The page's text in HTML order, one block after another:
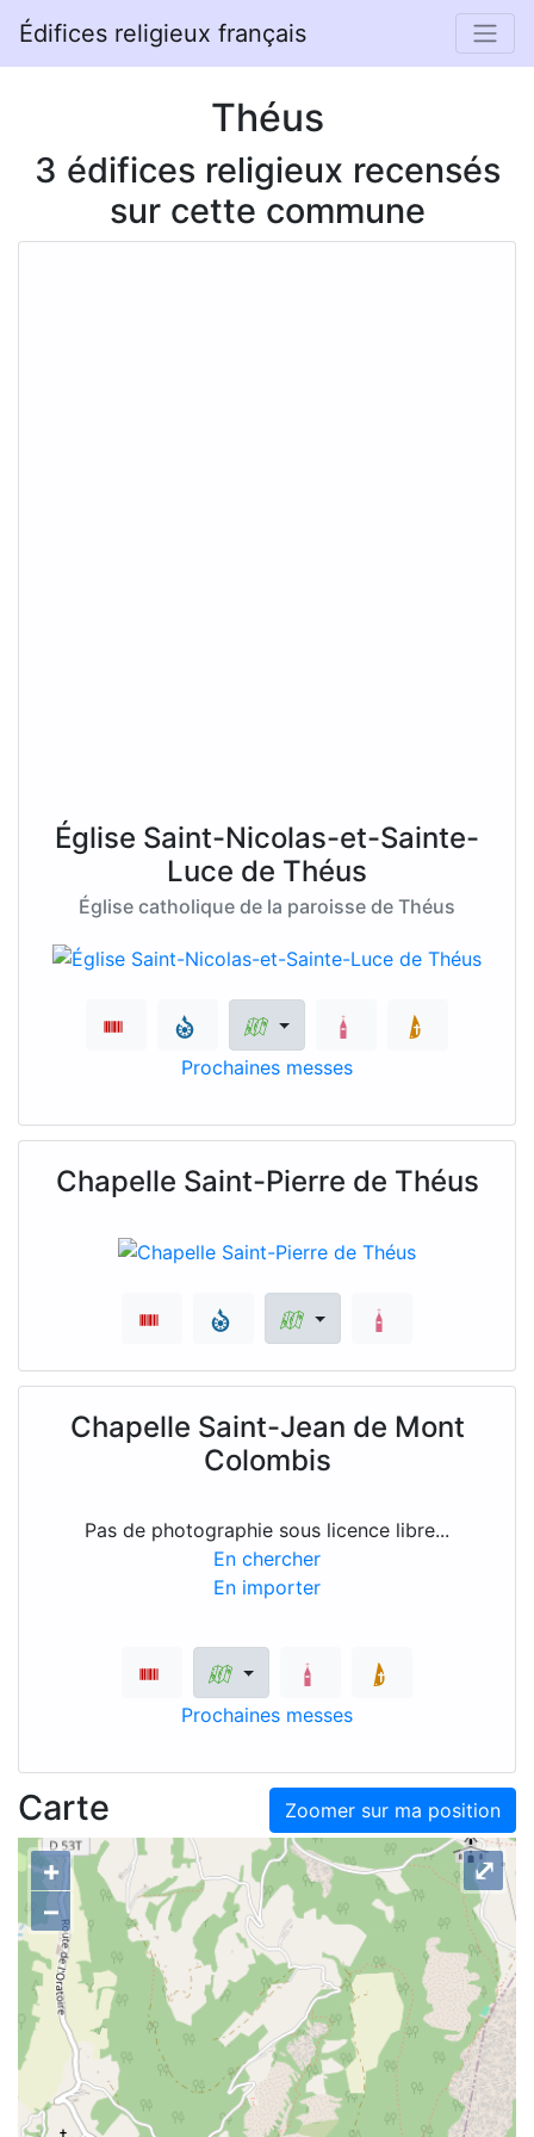
Édifices religieux français
Théus
3 édifices religieux recensés
sur cette commune
Église Saint-Nicolas-et-Sainte-
Luce de Théus
Église catholique de la paroisse de Théus
Prochaines messes
Chapelle Saint-Pierre de Théus
Chapelle Saint-Jean de Mont
Colombis
Pas de photographie sous licence libre...
En chercher
En importer
Prochaines messes
Zoomer sur ma position
Carte
+
–
⤢